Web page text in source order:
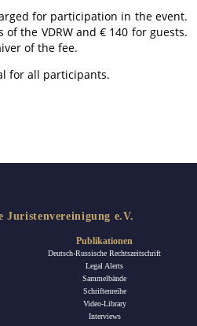
for participation in the event.
the VDRW and € 140 for guests.
of the fee.
for all participants.
Juristenvereinigung e.V.
Publikationen
Deutsch-Russische Rechtszeitschrift
Legal Alerts
Sammelbände
Schriftenreihe
Video-Library
Interviews